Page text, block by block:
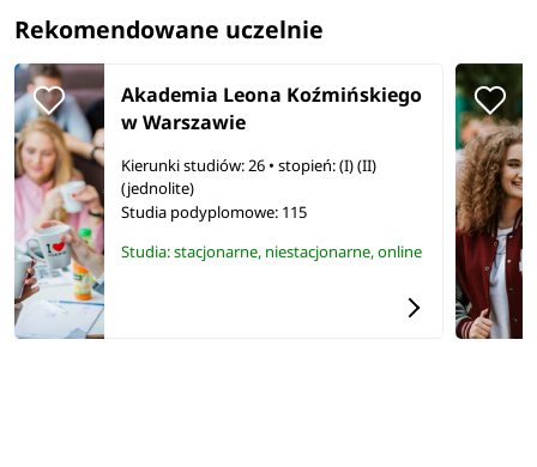
Rekomendowane uczelnie
Akademia Leona Koźmińskiego
w Warszawie
Kierunki studiów: 26 • stopień: (I) (II)
(jednolite)
Studia podyplomowe: 115
Studia: stacjonarne, niestacjonarne, online